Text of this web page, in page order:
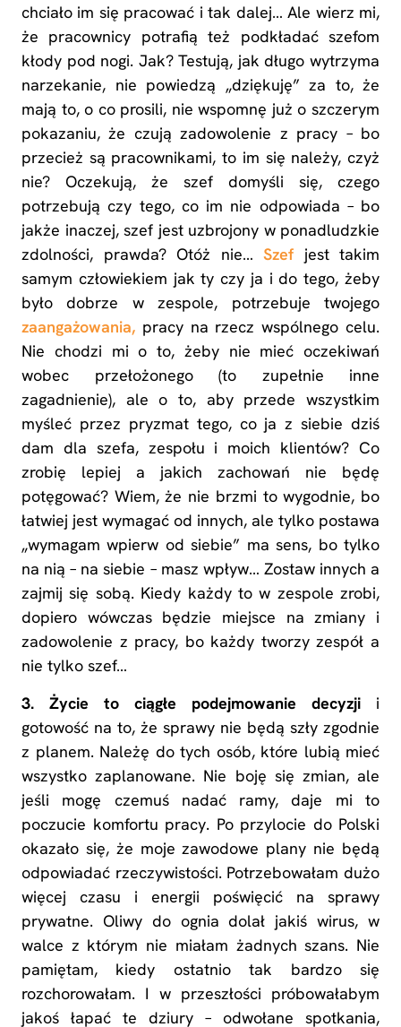
chciało im się pracować i tak dalej… Ale wierz mi,
że pracownicy potrafią też podkładać szefom
kłody pod nogi. Jak? Testują, jak długo wytrzyma
narzekanie, nie powiedzą „dziękuję” za to, że
mają to, o co prosili, nie wspomnę już o szczerym
pokazaniu, że czują zadowolenie z pracy – bo
przecież są pracownikami, to im się należy, czyż
nie? Oczekują, że szef domyśli się, czego
potrzebują czy tego, co im nie odpowiada – bo
jakże inaczej, szef jest uzbrojony w ponadludzkie
zdolności, prawda? Otóż nie… Szef jest takim
samym człowiekiem jak ty czy ja i do tego, żeby
było dobrze w zespole, potrzebuje twojego
zaangażowania, pracy na rzecz wspólnego celu.
Nie chodzi mi o to, żeby nie mieć oczekiwań
wobec przełożonego (to zupełnie inne
zagadnienie), ale o to, aby przede wszystkim
myśleć przez pryzmat tego, co ja z siebie dziś
dam dla szefa, zespołu i moich klientów? Co
zrobię lepiej a jakich zachowań nie będę
potęgować? Wiem, że nie brzmi to wygodnie, bo
łatwiej jest wymagać od innych, ale tylko postawa
„wymagam wpierw od siebie” ma sens, bo tylko
na nią – na siebie – masz wpływ… Zostaw innych a
zajmij się sobą. Kiedy każdy to w zespole zrobi,
dopiero wówczas będzie miejsce na zmiany i
zadowolenie z pracy, bo każdy tworzy zespół a
nie tylko szef…
3. Życie to ciągłe podejmowanie decyzji i
gotowość na to, że sprawy nie będą szły zgodnie
z planem. Należę do tych osób, które lubią mieć
wszystko zaplanowane. Nie boję się zmian, ale
jeśli mogę czemuś nadać ramy, daje mi to
poczucie komfortu pracy. Po przylocie do Polski
okazało się, że moje zawodowe plany nie będą
odpowiadać rzeczywistości. Potrzebowałam dużo
więcej czasu i energii poświęcić na sprawy
prywatne. Oliwy do ognia dolał jakiś wirus, w
walce z którym nie miałam żadnych szans. Nie
pamiętam, kiedy ostatnio tak bardzo się
rozchorowałam. I w przeszłości próbowałabym
jakoś łapać te dziury – odwołane spotkania,